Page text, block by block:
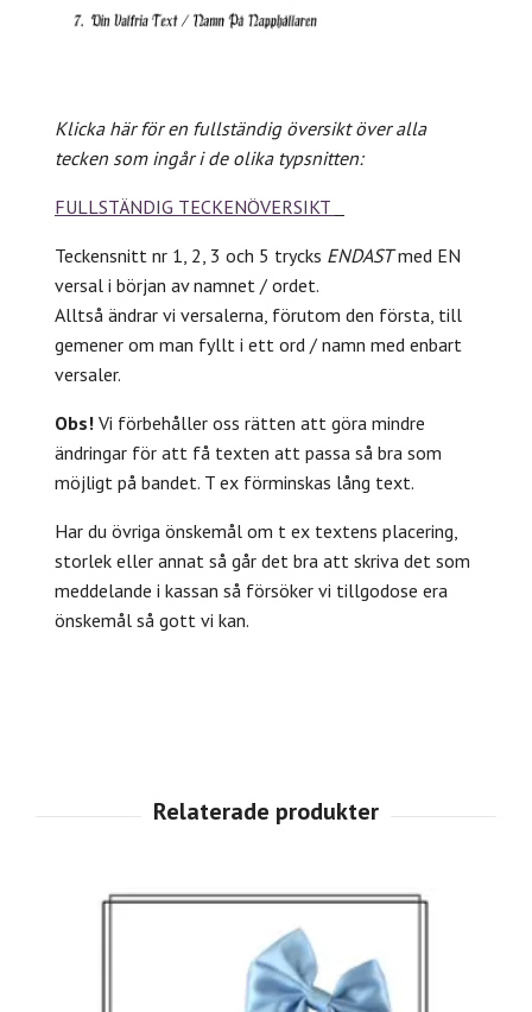
Klicka här för en fullständig översikt över alla
tecken som ingår i de olika typsnitten:
FULLSTÄNDIG TECKENÖVERSIKT
Teckensnitt nr 1, 2, 3 och 5 trycks ENDASTmed EN
versal i början av namnet / ordet.
Alltså ändrar vi versalerna, förutom den första, till
gemener om man fyllt i ett ord / namn med enbart
versaler.
Obs! Vi förbehåller oss rätten att göra mindre
ändringar för att få texten att passa så bra som
möjligt på bandet. T ex förminskas lång text.
Har du övriga önskemål om t ex textens placering,
storlek eller annat så går det bra att skriva det som
meddelande i kassan så försöker vi tillgodose era
önskemål så gott vi kan.